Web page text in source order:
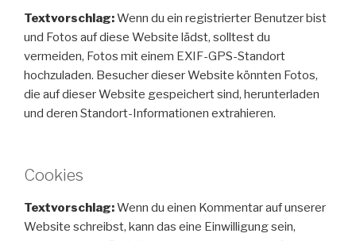
Textvorschlag:Wenn du ein registrierter Benutzer bist
und Fotos auf diese Website lädst, solltest du
vermeiden, Fotos mit einem EXIF-GPS-Standort
hochzuladen. Besucher dieser Website könnten Fotos,
die auf dieser Website gespeichert sind, herunterladen
und deren Standort-Informationen extrahieren.
Cookies
Textvorschlag:Wenn du einen Kommentar auf unserer
Website schreibst, kann das eine Einwilligung sein,